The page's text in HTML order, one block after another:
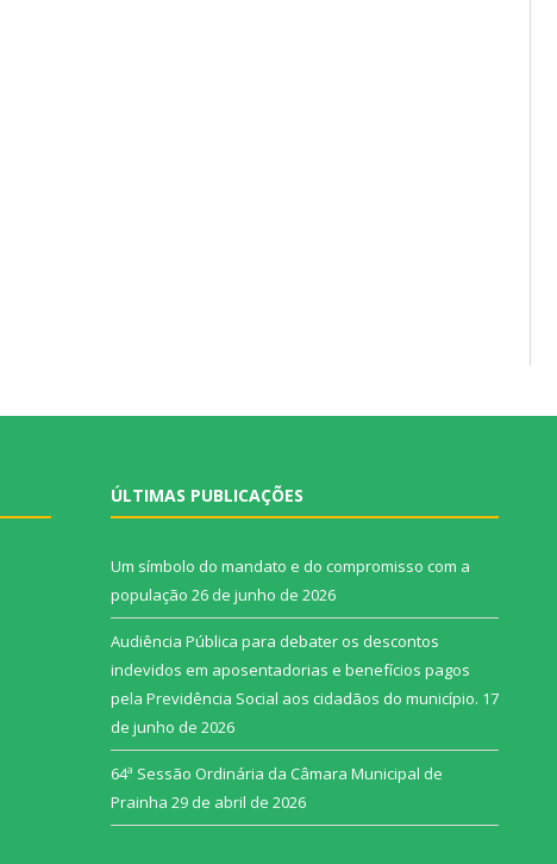
ÚLTIMAS PUBLICAÇÕES
Um símbolo do mandato e do compromisso com a
população 26 de junho de 2026
Audiência Pública para debater os descontos
indevidos em aposentadorias e benefícios pagos
pela Previdência Social aos cidadãos do município. 17
de junho de 2026
64ª Sessão Ordinária da Câmara Municipal de
Prainha 29 de abril de 2026